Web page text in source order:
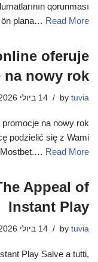
qorunması
ön plana… Read More »
oferuje
na nowy rok
by tuvia 14 ביולי 2026
na nowy rok
podzielić się z Wami
Read More »
Appeal of
Instant Play
by tuvia 14 ביולי 2026
Play Salve a tutti,